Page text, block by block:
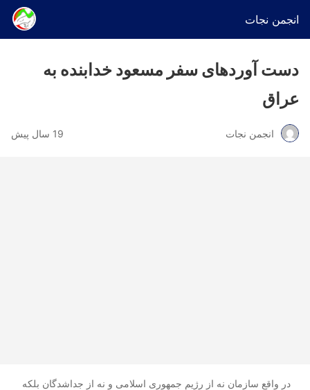
انجمن نجات
دست آوردهای سفر مسعود خدابنده به
عراق
انجمن نجات 19 سال پیش
در واقع سازمان نه از رژیم جمهوری اسلامی و نه از جداشدگان بلکه